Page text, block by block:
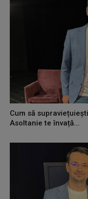
Cum să
Asoltanie te învață...